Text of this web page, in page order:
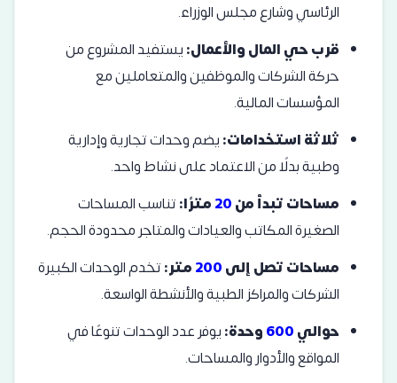
الرئاسي وشارع مجلس الوزراء.
قرب حي المال والأعمال:يستفيد المشروع من
حركة الشركات والموظفين والمتعاملين مع
المؤسسات المالية.
ثلاثة استخدامات:يضم وحدات تجارية وإدارية
وطبية بدلًا من الاعتماد على نشاط واحد.
مساحات تبدأ من20مترًا:تناسب المساحات
الصغيرة المكاتب والعيادات والمتاجر محدودة الحجم.
مساحات تصل إلى200متر:تخدم الوحدات الكبيرة
الشركات والمراكز الطبية والأنشطة الواسعة.
حوالي600وحدة:يوفر عدد الوحدات تنوعًا في
المواقع والأدوار والمساحات.